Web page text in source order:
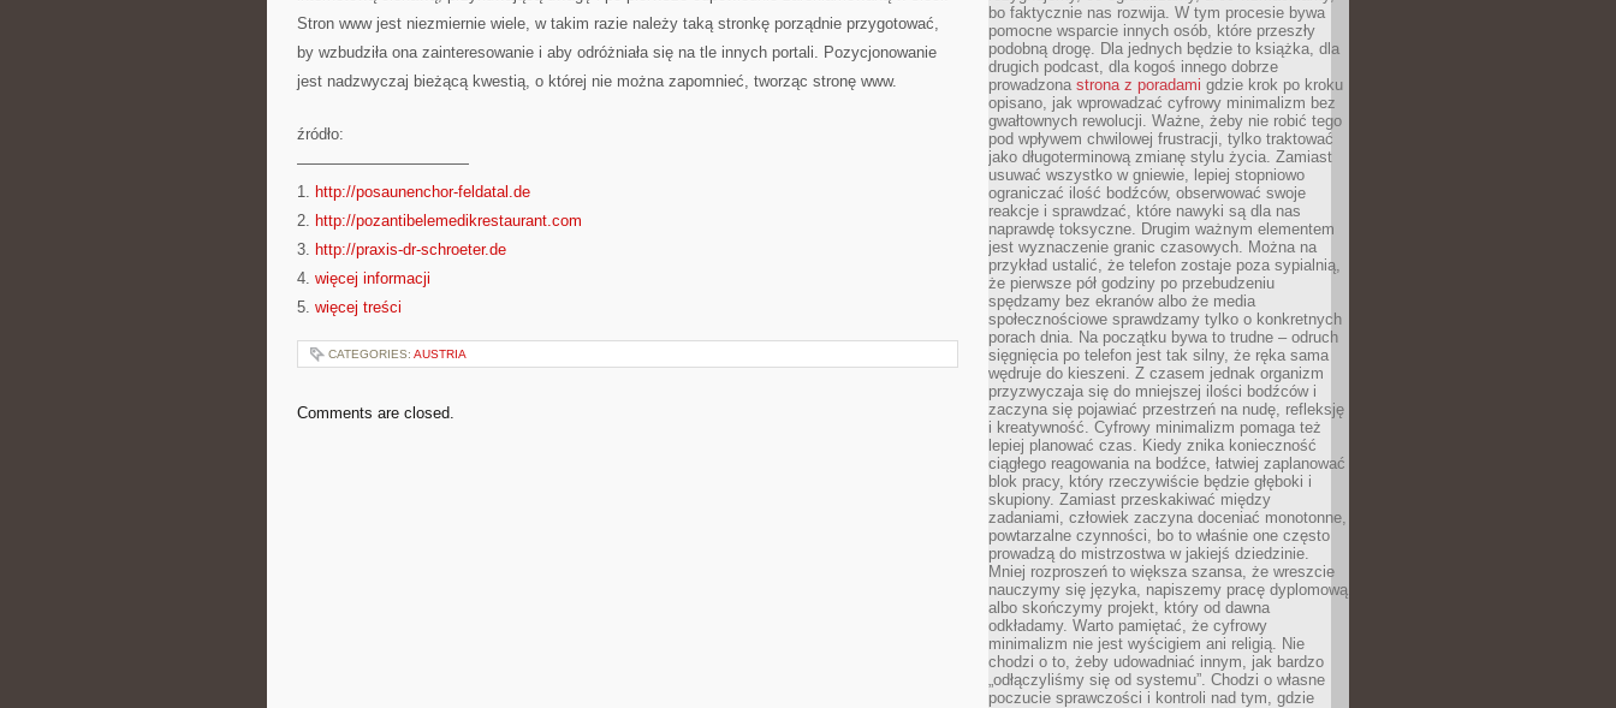
Stron www jest niezmiernie wiele, w takim razie należy taką stronkę porządnie przygotować,
by wzbudziła ona zainteresowanie i aby odróżniała się na tle innych portali. Pozycjonowanie
jest nadzwyczaj bieżącą kwestią, o której nie można zapomnieć, tworząc stronę www.
źródło:
———————————
1. http://posaunenchor-feldatal.de
2. http://pozantibelemedikrestaurant.com
3. http://praxis-dr-schroeter.de
4. więcej informacji
5. więcej treści
CATEGORIES: AUSTRIA
Comments are closed.
bo faktycznie nas rozwija. W tym procesie bywa
pomocne wsparcie innych osób, które przeszły
podobną drogę. Dla jednych będzie to książka, dla
drugich podcast, dla kogoś innego dobrze
prowadzona strona z poradami gdzie krok po kroku
opisano, jak wprowadzać cyfrowy minimalizm bez
gwałtownych rewolucji. Ważne, żeby nie robić tego
pod wpływem chwilowej frustracji, tylko traktować
jako długoterminową zmianę stylu życia. Zamiast
usuwać wszystko w gniewie, lepiej stopniowo
ograniczać ilość bodźców, obserwować swoje
reakcje i sprawdzać, które nawyki są dla nas
naprawdę toksyczne. Drugim ważnym elementem
jest wyznaczenie granic czasowych. Można na
przykład ustalić, że telefon zostaje poza sypialnią,
że pierwsze pół godziny po przebudzeniu
spędzamy bez ekranów albo że media
społecznościowe sprawdzamy tylko o konkretnych
porach dnia. Na początku bywa to trudne – odruch
sięgnięcia po telefon jest tak silny, że ręka sama
wędruje do kieszeni. Z czasem jednak organizm
przyzwyczaja się do mniejszej ilości bodźców i
zaczyna się pojawiać przestrzeń na nudę, refleksję
i kreatywność. Cyfrowy minimalizm pomaga też
lepiej planować czas. Kiedy znika konieczność
ciągłego reagowania na bodźce, łatwiej zaplanować
blok pracy, który rzeczywiście będzie głęboki i
skupiony. Zamiast przeskakiwać między
zadaniami, człowiek zaczyna doceniać monotonne,
powtarzalne czynności, bo to właśnie one często
prowadzą do mistrzostwa w jakiejś dziedzinie.
Mniej rozproszeń to większa szansa, że wreszcie
nauczymy się języka, napiszemy pracę dyplomową
albo skończymy projekt, który od dawna
odkładamy. Warto pamiętać, że cyfrowy
minimalizm nie jest wyścigiem ani religią. Nie
chodzi o to, żeby udowadniać innym, jak bardzo
„odłączyliśmy się od systemu”. Chodzi o własne
poczucie sprawczości i kontroli nad tym, gdzie